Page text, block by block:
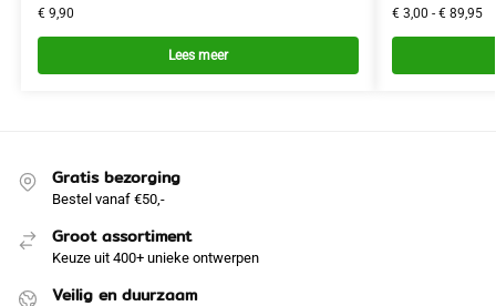
€9,90
Lees meer
€3,00 - €89,95
Gratis bezorging
Bestel vanaf €50,-
Groot assortiment
Keuze uit 400+ unieke ontwerpen
Veilig en duurzaam